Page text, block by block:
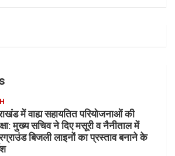
में वाह्य सहायतित परियोजनाओं की
मुख्य सचिव ने दिए मसूरी व नैनीताल में
बिजली लाइनों का प्रस्ताव बनाने के